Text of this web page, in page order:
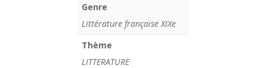
Genre
Littérature française XIXe
Thème
LITTERATURE